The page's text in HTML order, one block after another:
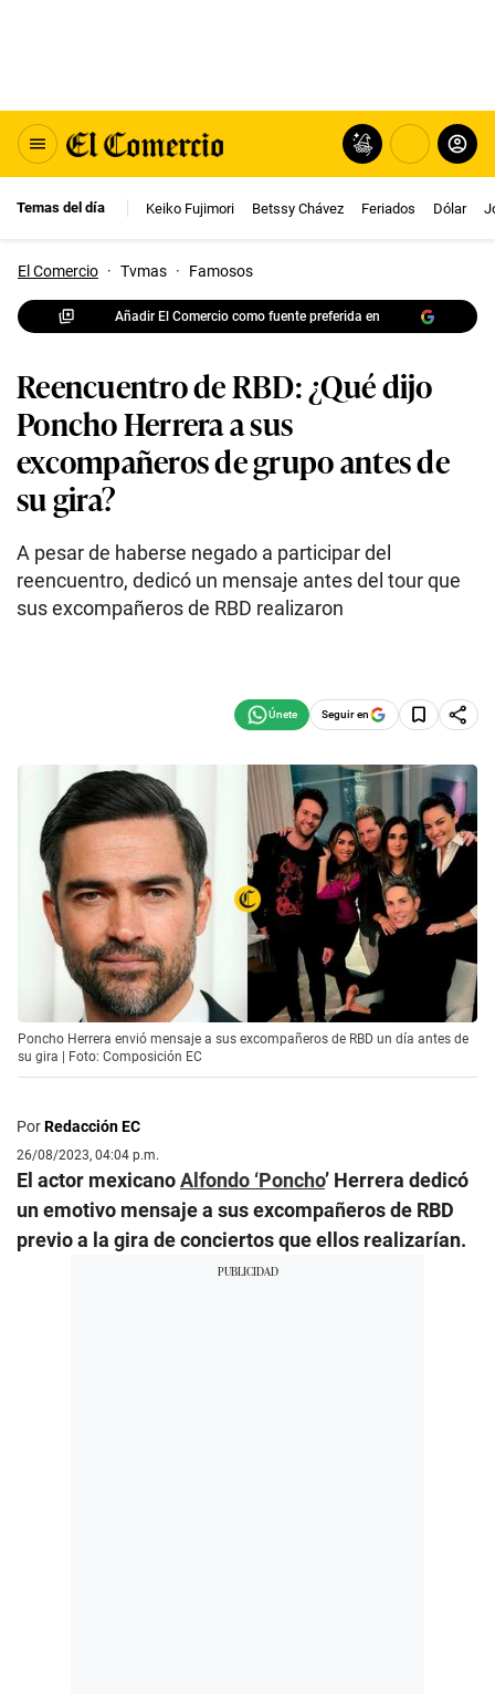
Temas del día Keiko Fujimori Betssy Chávez Feriados Dólar
El Comercio · Tvmas · Famosos
Añadir El Comercio como fuente preferida en
Reencuentro de RBD: ¿Qué dijo
Poncho Herrera a sus
excompañeros de grupo antes de
su gira?
A pesar de haberse negado a participar del
reencuentro, dedicó un mensaje antes del tour que
sus excompañeros de RBD realizaron
Seguir en
Poncho Herrera envió mensaje a sus excompañeros de RBD un día antes de
su gira | Foto: Composición EC
PorRedacción EC
26/08/2023, 04:04 p.m.
El actor mexicanoAlfondo ‘Poncho’ Herrera dedicó
un emotivo mensaje a sus excompañeros de RBD
previo a la gira de conciertos que ellos realizarían.